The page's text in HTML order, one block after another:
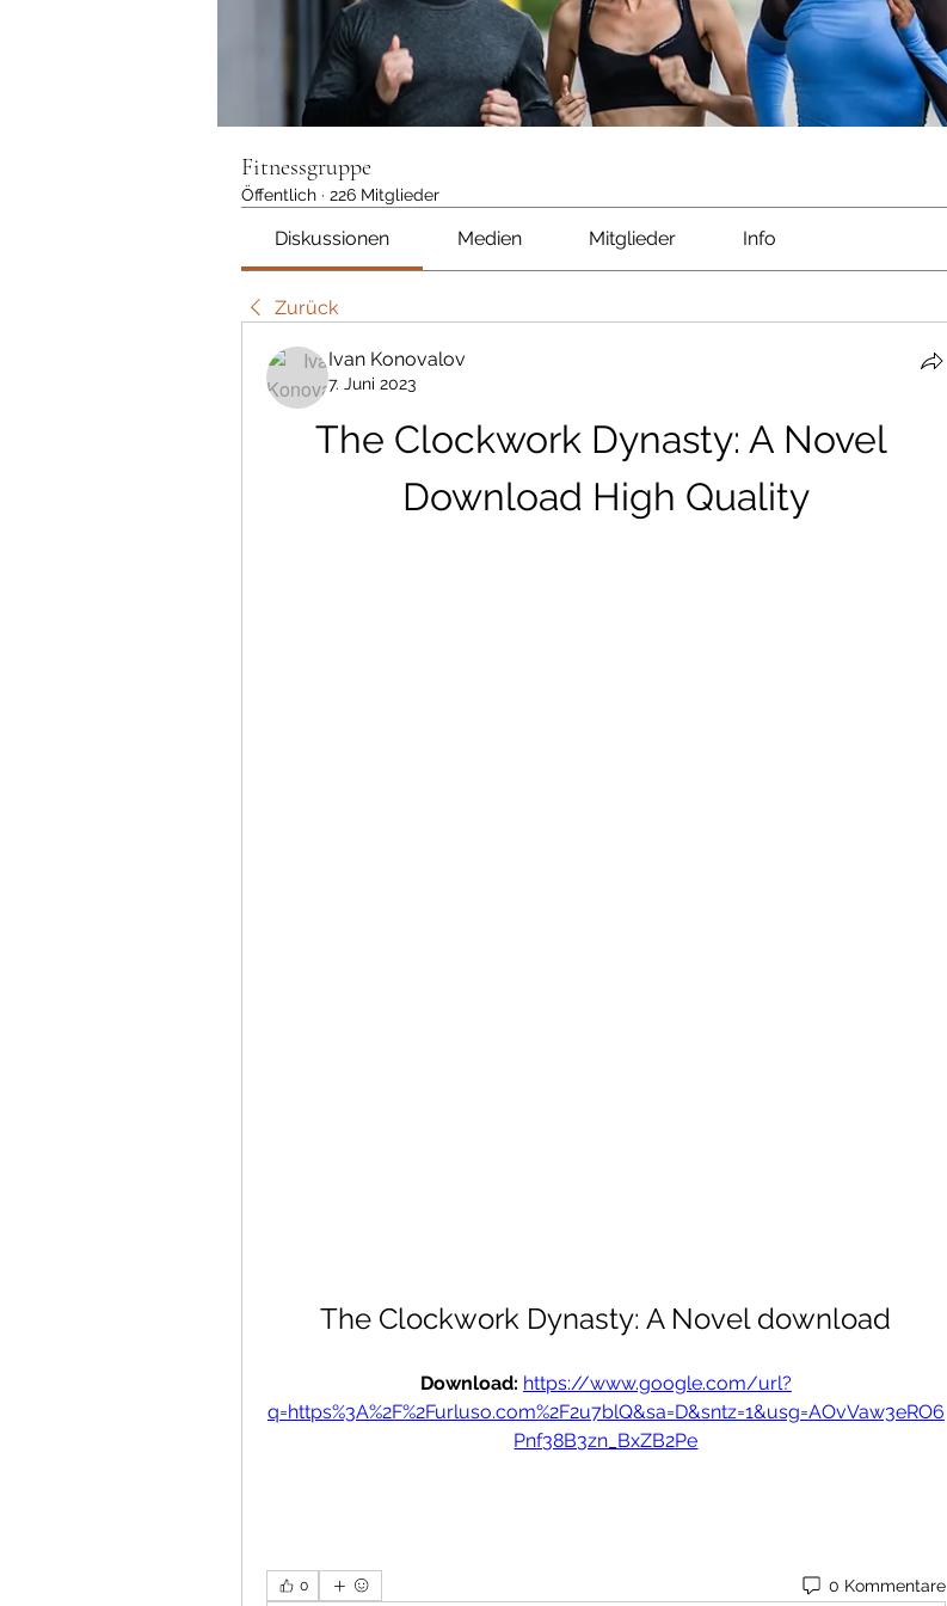
Fitnessgruppe
Öffentlich · 226 Mitglieder
Diskussionen Medien Mitglieder Info
Zurück
Ivan Konovalov
7. Juni 2023
The Clockwork Dynasty: A Novel
Download High Quality
The Clockwork Dynasty: A Novel download
Download: https://www.google.com/url?
q=https%3A%2F%2Furluso.com%2F2u7blQ&sa=D&sntz=1&usg=AOvVaw3eRO6
Pnf38B3zn_BxZB2Pe
0 0 Kommentare